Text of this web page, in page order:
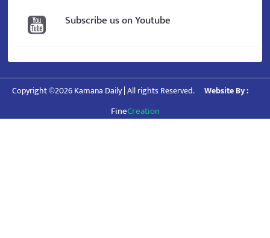
Subscribe us on Youtube
Copyright ©2026 Kamana Daily | All rights Reserved. Website By :
FineCreation